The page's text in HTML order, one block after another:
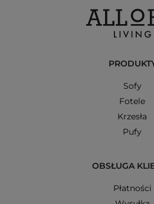
Sofy
Fotele
Krzesła
Pufy
OBSŁUGA
Płatności